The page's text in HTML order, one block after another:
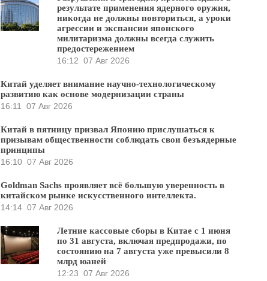
результате применения ядерного оружия,
никогда не должны повториться, а уроки
агрессии и экспансии японского
милитаризма должны всегда служить
предостережением
16:12 07 Авг 2026
Китай уделяет внимание научно-технологическому
развитию как основе модернизации страны
16:11
07 Авг 2026
Китай в пятницу призвал Японию прислушаться к
призывам общественности соблюдать свои безъядерные
принципы
16:10 07 Авг 2026
Goldman Sachs проявляет всё большую уверенность в
китайском рынке искусственного интеллекта.
14:14 07 Авг 2026
Летние кассовые сборы в Китае с 1 июня
по 31 августа, включая предпродажи, по
состоянию на 7 августа уже превысили 8
млрд юаней
12:23 07 Авг 2026